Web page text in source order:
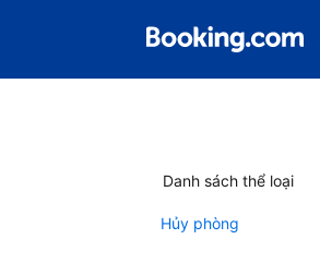
Danh sách thể loại
Hủy phòng